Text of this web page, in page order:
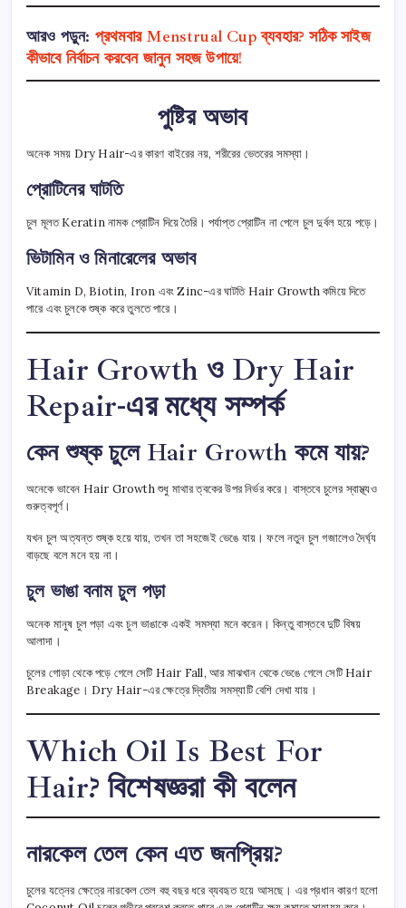
আরও পড়ুন: প্রথমবার Menstrual Cup ব্যবহার? সঠিক সাইজ
কীভাবে নির্বাচন করবেন জানুন সহজ উপায়ে!
পুষ্টির অভাব
অনেক সময় Dry Hair-এর কারণ বাইরের নয়, শরীরের ভেতরের সমস্যা।
প্রোটিনের ঘাটতি
চুল মূলত Keratin নামক প্রোটিন দিয়ে তৈরি। পর্যাপ্ত প্রোটিন না পেলে চুল দুর্বল হয়ে পড়ে।
ভিটামিন ও মিনারেলের অভাব
Vitamin D, Biotin, Iron এবং Zinc-এর ঘাটতি Hair Growth কমিয়ে দিতে
পারে এবং চুলকে শুষ্ক করে তুলতে পারে।
Hair Growth ও Dry Hair
Repair-এর মধ্যে সম্পর্ক
কেন শুষ্ক চুলে Hair Growth কমে যায়?
অনেকে ভাবেন Hair Growth শুধু মাথার ত্বকের উপর নির্ভর করে। বাস্তবে চুলের স্বাস্থ্যও
গুরুত্বপূর্ণ।
যখন চুল অত্যন্ত শুষ্ক হয়ে যায়, তখন তা সহজেই ভেঙে যায়। ফলে নতুন চুল গজালেও দৈর্ঘ্য
বাড়ছে বলে মনে হয় না।
চুল ভাঙা বনাম চুল পড়া
অনেক মানুষ চুল পড়া এবং চুল ভাঙাকে একই সমস্যা মনে করেন। কিন্তু বাস্তবে দুটি বিষয়
আলাদা।
চুলের গোড়া থেকে পড়ে গেলে সেটি Hair Fall, আর মাঝখান থেকে ভেঙে গেলে সেটি Hair
Breakage। Dry Hair-এর ক্ষেত্রে দ্বিতীয় সমস্যাটি বেশি দেখা যায়।
Which Oil Is Best For
Hair? বিশেষজ্ঞরা কী বলেন
নারকেল তেল কেন এত জনপ্রিয়?
চুলের যত্নের ক্ষেত্রে নারকেল তেল বহু বছর ধরে ব্যবহৃত হয়ে আসছে। এর প্রধান কারণ হলো